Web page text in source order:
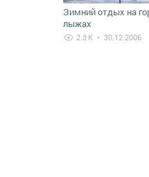
Зимний отдых на
лыжах
2.3 K • 30.12.2006